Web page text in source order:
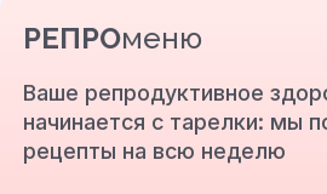
РЕПРОменю
Ваше репродуктивное
начинается с тарелки: мы
рецепты на всю неделю